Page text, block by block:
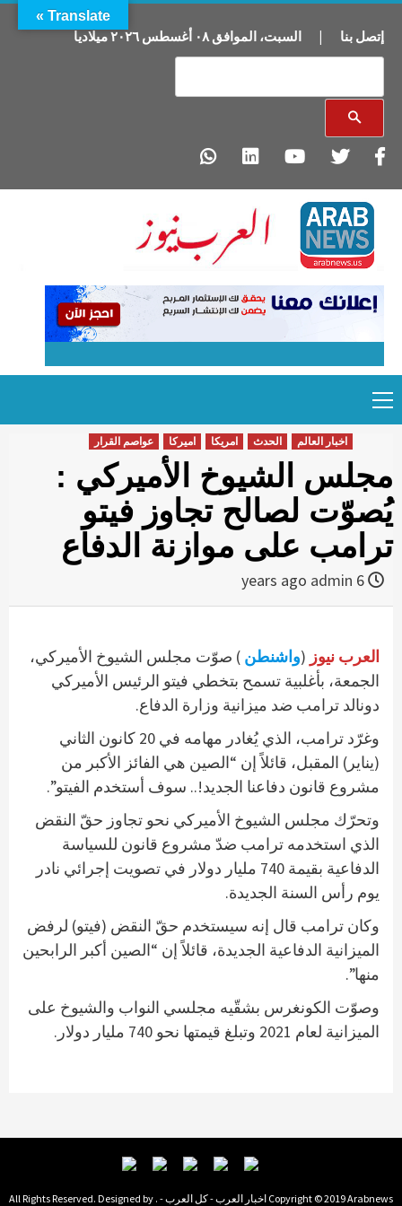
إتصل بنا | السبت، الموافق٠٨ أغسطس ٢٠٢٦ميلاديا
to
content
Menu
اخبار العالم الحدث امريكا اميركا عواصم القرار
مجلس الشيوخ الأميركي :
يُصوّت لصالح تجاوز فيتو
ترامب على موازنة الدفاع
admin
العرب نيوز (واشنطن ) صوّت مجلس الشيوخ الأميركي،
الجمعة، بأغلبية تسمح بتخطي فيتو الرئيس الأميركي
دونالد ترامب ضد ميزانية وزارة الدفاع.
وغرّد ترامب، الذي يُغادر مهامه في 20 كانون الثاني
(يناير) المقبل، قائلاً إن “الصين هي الفائز الأكبر من
مشروع قانون دفاعنا الجديد!.. سوف أستخدم الفيتو”.
وتحرّك مجلس الشيوخ الأميركي نحو تجاوز حقّ النقض
الذي استخدمه ترامب ضدّ مشروع قانون للسياسة
الدفاعية بقيمة 740 مليار دولار في تصويت إجرائي نادر
يوم رأس السنة الجديدة.
وكان ترامب قال إنه سيستخدم حقّ النقض (فيتو) لرفض
الميزانية الدفاعية الجديدة، قائلاً إن “الصين أكبر الرابحين
منها”.
وصوّت الكونغرس بشقّيه مجلسي النواب والشيوخ على
الميزانية لعام 2021 وتبلغ قيمتها نحو 740 مليار دولار.
Copyright © 2019 Arabnews اخبار العرب - كل العرب - . All Rights Reserved. Designed by
Translate »